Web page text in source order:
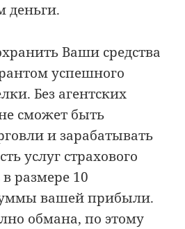
деньги.
Ваши средства
успешного
Без агентских
сможет быть
и зарабатывать
услуг страхового
размере 10
вашей прибыли.
обмана, по этому